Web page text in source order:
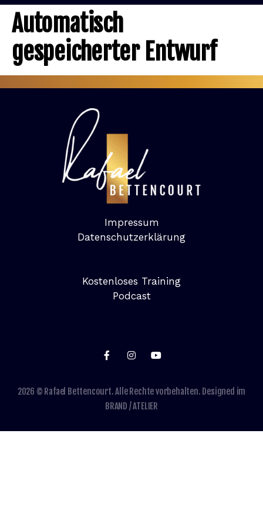
Automatisch
gespeicherter Entwurf
Impressum
Datenschutzerklärung
Kostenloses Training
Podcast
2026 © Rafael Bettencourt. Alle Rechte vorbehalten. Designed im
BRAND / ATELIER